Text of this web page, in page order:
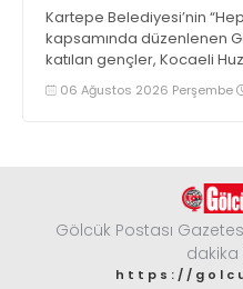
Kartepe Belediyesi’nin
kapsamında düzenlenen
katılan gençler, Kocaeli
geldi06 Ağustos 2026 Perşembe
Gölcük Postası
dakika
https://